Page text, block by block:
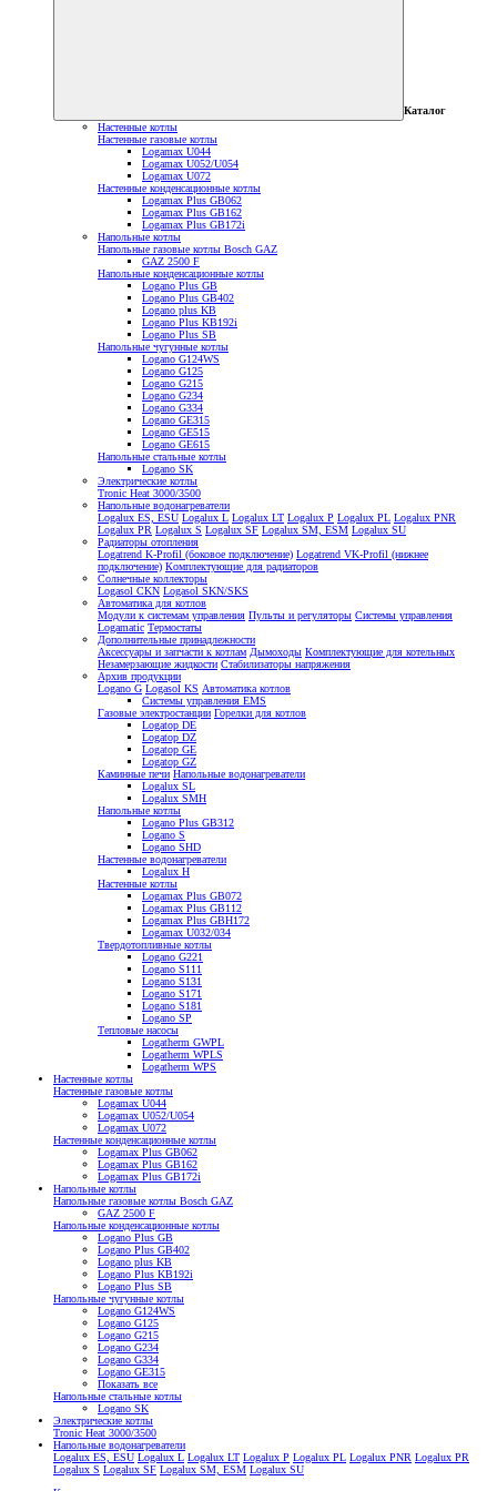
Каталог
Настенные котлы
Настенные газовые котлы
Logamax U044
Logamax U052/U054
Logamax U072
Настенные конденсационные котлы
Logamax Plus GB062
Logamax Plus GB162
Logamax Plus GB172i
Напольные котлы
Напольные газовые котлы Bosch GAZ
GAZ 2500 F
Напольные конденсационные котлы
Logano Plus GB
Logano Plus GB402
Logano plus KB
Logano Plus KB192i
Logano Plus SB
Напольные чугунные котлы
Logano G124WS
Logano G125
Logano G215
Logano G234
Logano G334
Logano GE315
Logano GE515
Logano GE615
Напольные стальные котлы
Logano SK
Электрические котлы
Tronic Heat 3000/3500
Напольные водонагреватели
Logalux ES, ESU Logalux L Logalux LT Logalux P Logalux PL Logalux PNR
Logalux PR Logalux S Logalux SF Logalux SM, ESM Logalux SU
Радиаторы отопления
Logatrend K-Profil (боковое подключение) Logatrend VK-Profil (нижнее
подключение) Комплектующие для радиаторов
Солнечные коллекторы
Logasol CKN Logasol SKN/SKS
Автоматика для котлов
Модули к системам управления Пульты и регуляторы Системы управления
Logamatic Термостаты
Дополнительные принадлежности
Аксессуары и запчасти к котлам Дымоходы Комплектующие для котельных
Незамерзающие жидкости Стабилизаторы напряжения
Архив продукции
Logano G Logasol KS Автоматика котлов
Системы управления EMS
Газовые электростанции Горелки для котлов
Logatop DE
Logatop DZ
Logatop GE
Logatop GZ
Каминные печи Напольные водонагреватели
Logalux SL
Logalux SMH
Напольные котлы
Logano Plus GB312
Logano S
Logano SHD
Настенные водонагреватели
Logalux H
Настенные котлы
Logamax Plus GB072
Logamax Plus GB112
Logamax Plus GBH172
Logamax U032/034
Твердотопливные котлы
Logano G221
Logano S111
Logano S131
Logano S171
Logano S181
Logano SP
Тепловые насосы
Logatherm GWPL
Logatherm WPLS
Logatherm WPS
Настенные котлы
Настенные газовые котлы
Logamax U044
Logamax U052/U054
Logamax U072
Настенные конденсационные котлы
Logamax Plus GB062
Logamax Plus GB162
Logamax Plus GB172i
Напольные котлы
Напольные газовые котлы Bosch GAZ
GAZ 2500 F
Напольные конденсационные котлы
Logano Plus GB
Logano Plus GB402
Logano plus KB
Logano Plus KB192i
Logano Plus SB
Напольные чугунные котлы
Logano G124WS
Logano G125
Logano G215
Logano G234
Logano G334
Logano GE315
Показать все
Напольные стальные котлы
Logano SK
Электрические котлы
Tronic Heat 3000/3500
Напольные водонагреватели
Logalux ES, ESU Logalux L Logalux LT Logalux P Logalux PL Logalux PNR Logalux PR
Logalux S Logalux SF Logalux SM, ESM Logalux SU